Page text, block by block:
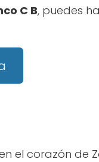
C B, puedes
el corazón de